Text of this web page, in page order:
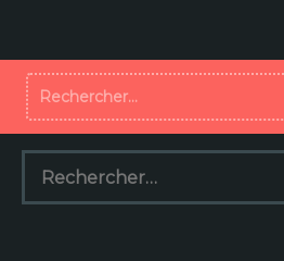
Rechercher :
Rechercher :